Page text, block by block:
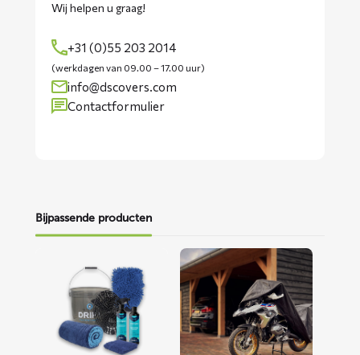
Wij helpen u graag!
+31 (0)55 203 2014
(werkdagen van 09.00 – 17.00 uur)
info@dscovers.com
Contactformulier
Bijpassende producten
Motorwaspakket
Lees
meer
over
ALFA
motorhoes